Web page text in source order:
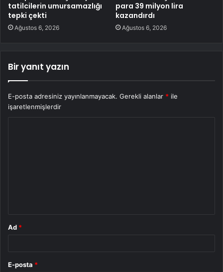
tatilcilerin umursamazlığı
tepki çekti
Ağustos 6, 2026
para 39 milyon lira
kazandırdı
Ağustos 6, 2026
Bir yanıt yazın
E-posta adresiniz yayınlanmayacak. Gerekli alanlar * ile
işaretlenmişlerdir
Ad *
E-posta *